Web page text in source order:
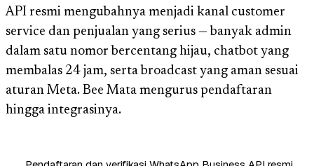
API resmi mengubahnya menjadi kanal customer
service dan penjualan yang serius — banyak admin
dalam satu nomor bercentang hijau, chatbot yang
membalas 24 jam, serta broadcast yang aman sesuai
aturan Meta. Bee Mata mengurus pendaftaran
hingga integrasinya.